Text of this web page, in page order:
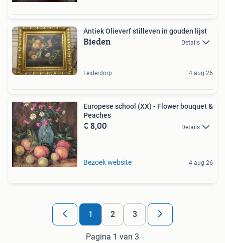
Antiek Olieverf stilleven in gouden lijst
Bieden Details
Leiderdorp 4 aug 26
Europese school (XX) - Flower bouquet &
Peaches
€ 8,00 Details
Bezoek website 4 aug 26
1 2 3
Pagina 1 van 3